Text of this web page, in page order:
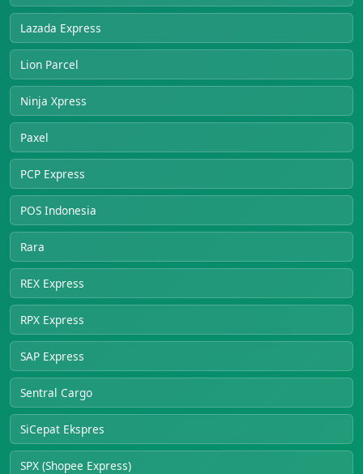
Lazada Express
Lion Parcel
Ninja Xpress
Paxel
PCP Express
POS Indonesia
Rara
REX Express
RPX Express
SAP Express
Sentral Cargo
SiCepat Ekspres
SPX (Shopee Express)